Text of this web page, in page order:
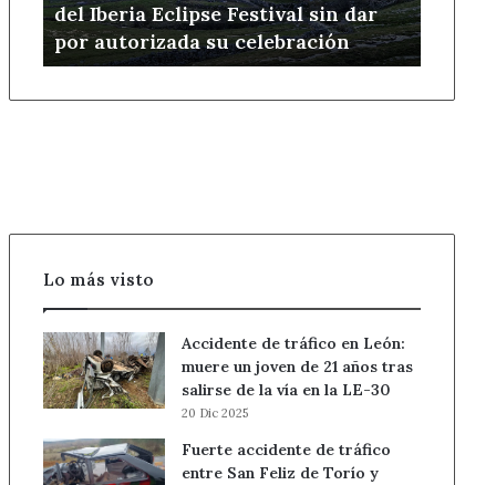
sin
dar
por
del Iberia Eclipse Festival sin dar
por autorizada su celebración
Lo más visto
Accidente de tráfico en León:
muere un joven de 21 años tras
salirse de la vía en la LE-30
20 Dic 2025
Fuerte accidente de tráfico
entre San Feliz de Torío y